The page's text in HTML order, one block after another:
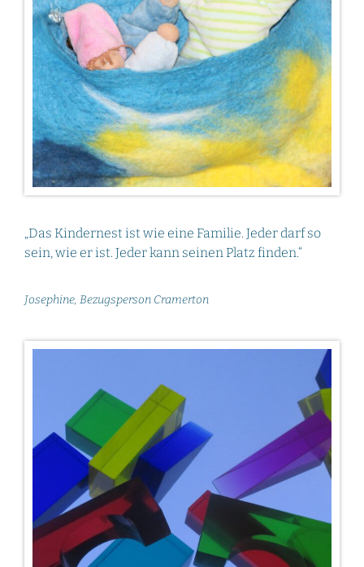
„Das Kindernest ist wie eine Familie. Jeder darf so
sein, wie er ist. Jeder kann seinen Platz finden.“
Josephine, Bezugsperson Cramerton